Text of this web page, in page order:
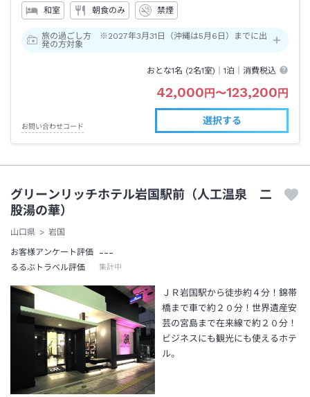
和室 朝食のみ 禁煙
旅の過ごし方 ※2027年3月31日（沖縄は5月6日）までに出
発の方対象
おとな1名 (2名1室)｜1泊 ｜消費税込
42,000円〜123,200円
お問い合わせコード
選択する
グリーンリッチホテル岩国駅前（人工温泉 二
股湯の華）
山口県 岩国
お客様アンケート評価 ---
るるぶトラベル評価 集計中
ＪＲ岩国駅から徒歩約４分！錦帯
橋まで車で約２０分！世界遺産安
芸の宮島まで在来線で約２０分！
ビジネスにも観光にも使えるホテ
ル。